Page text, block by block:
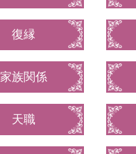
復縁
家族関係
天職